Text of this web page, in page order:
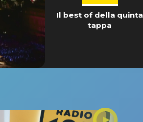
Il best of della quinta
tappa